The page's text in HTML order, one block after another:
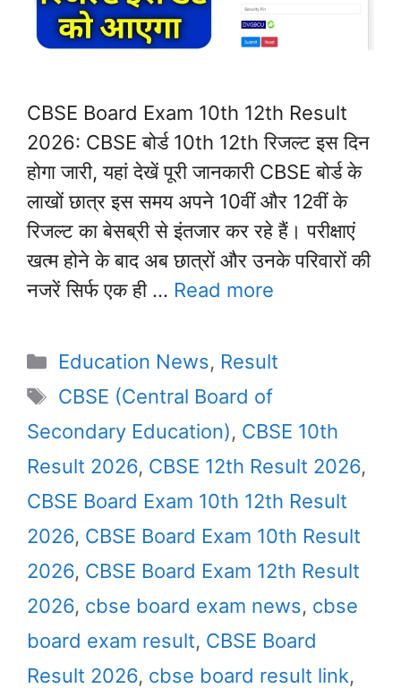
CBSE Board Exam 10th 12th Result
2026: CBSE बोर्ड 10th 12th रिजल्ट इस दिन
होगा जारी, यहां देखें पूरी जानकारी CBSE बोर्ड के
लाखों छात्र इस समय अपने 10वीं और 12वीं के
रिजल्ट का बेसब्री से इंतजार कर रहे हैं। परीक्षाएं
खत्म होने के बाद अब छात्रों और उनके परिवारों की
नजरें सिर्फ एक ही … Read more
Categories
Education News, Result
Tags
CBSE (Central Board of
Secondary Education), CBSE 10th
Result 2026, CBSE 12th Result 2026,
CBSE Board Exam 10th 12th Result
2026, CBSE Board Exam 10th Result
2026, CBSE Board Exam 12th Result
2026, cbse board exam news, cbse
board exam result, CBSE Board
Result 2026, cbse board result link,